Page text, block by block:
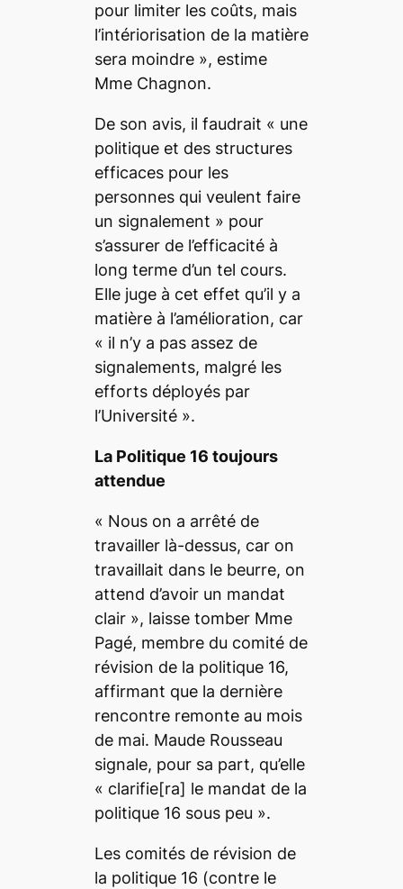
pour limiter les coûts, mais
l’intériorisation de la matière
sera moindre », estime
Mme Chagnon.
De son avis, il faudrait « une
politique et des structures
efficaces pour les
personnes qui veulent faire
un signalement » pour
s’assurer de l’efficacité à
long terme d’un tel cours.
Elle juge à cet effet qu’il y a
matière à l’amélioration, car
« il n’y a pas assez de
signalements, malgré les
efforts déployés par
l’Université ».
La Politique 16 toujours
attendue
« Nous on a arrêté de
travailler là-dessus, car on
travaillait dans le beurre, on
attend d’avoir un mandat
clair », laisse tomber Mme
Pagé, membre du comité de
révision de la politique 16,
affirmant que la dernière
rencontre remonte au mois
de mai. Maude Rousseau
signale, pour sa part, qu’elle
« clarifie[ra] le mandat de la
politique 16 sous peu ».
Les comités de révision de
la politique 16 (contre le